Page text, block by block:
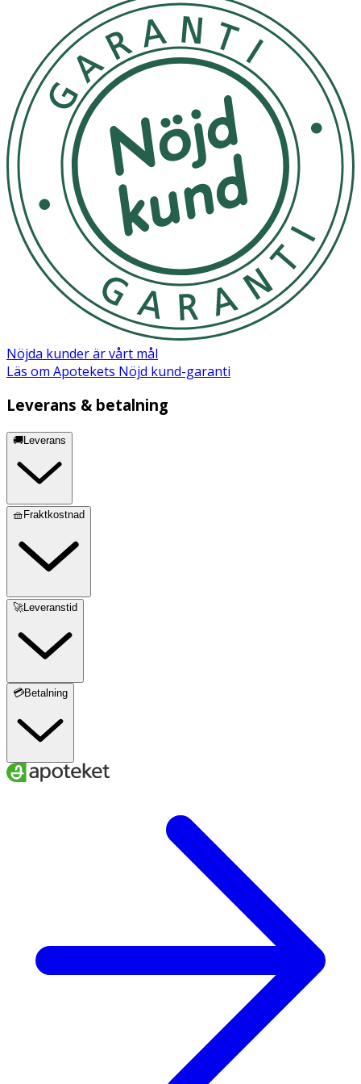
Aqua (Water, Eau) · Sodium Laureth Sulfate ·
Cocamidopropyl Betaine · Sodium Chloride · Glycine Soja
(Soybean) Oil · Citrus Aurantium Amara (Bitter Orange)
Flower Extract · Lavandula Angustifolia (Lavender) Flower
Extract · Sambucus Nigra Flower Extract · Jasminum
Officinale (Jasmine) Flower Extract · Prunus Serrulata
Flower Extract · Paeonia Officinalis Flower Extract ·
Helianthus Annuus (Sunflower) Seed Oil · Rosa
Damascena Flower Oil · Disodium Cocoamphodiacetate ·
Sodium Benzoate · Citric Acid · PEG7 Glyceryl Cocoate ·
Cocamide MEA · Dimethicone · Parfum (Fragrance) · PEG40
Hydrogenated Castor Oil · Glycol Distearate · Laureth4 ·
Guar Hydroxypropyltrimonium Chloride · Hydrogenated
Castor Oil · PEG120 Methyl Glucose Dioleate · Sodium
Hydroxide · Linalool · Hexyl Cinnamal · Propylene Glycol ·
Laureth23 · Benzyl Salicylate · Benzyl Alcohol · Sodium
Salicylate · CI 17200 (Red 33)
Nöjda kunder är vårt mål
Läs om Apotekets Nöjd kund-garanti
Leverans & betalning
🚚Leverans
🧺Fraktkostnad
🚀Leveranstid
💳Betalning